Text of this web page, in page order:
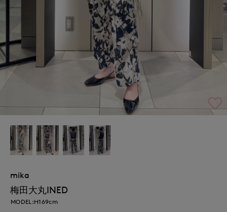
mika
梅田大丸INED
MODEL:H169cm